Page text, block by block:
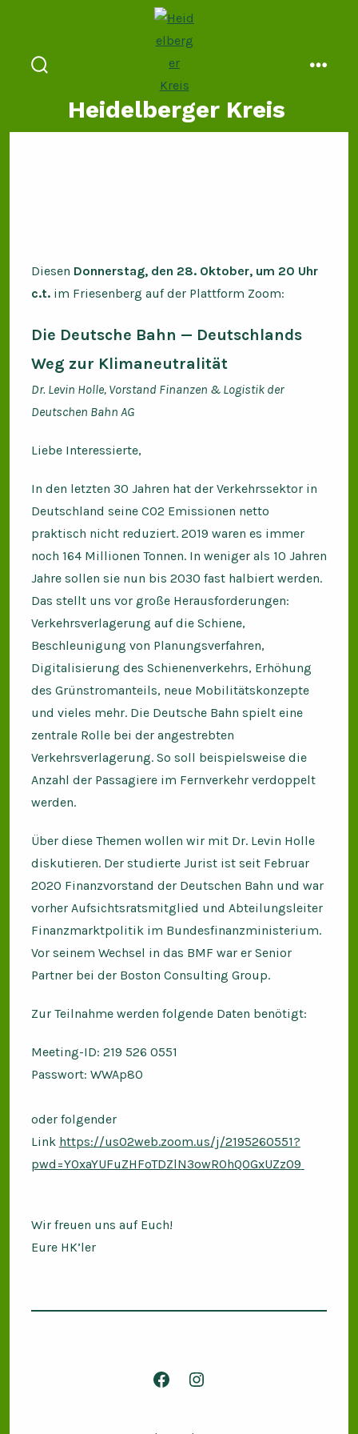
springen
Heidelberger Kreis
Diesen Donnerstag, den 28. Oktober, um 20 Uhr
c.t.im Friesenberg auf der Plattform Zoom:
Die Deutsche Bahn — Deutschlands
Weg zur Klimaneutralität
Dr. Levin Holle, Vorstand Finanzen & Logistik der
Deutschen Bahn AG
Liebe Interessierte,
In den letzten 30 Jahren hat der Verkehrssektor in
Deutschland seine CO2 Emissionen netto
praktisch nicht reduziert. 2019 waren es immer
noch 164 Millionen Tonnen. In weniger als 10 Jahren
Jahre sollen sie nun bis 2030 fast halbiert werden.
Das stellt uns vor große Herausforderungen:
Verkehrsverlagerung auf die Schiene,
Beschleunigung von Planungsverfahren,
Digitalisierung des Schienenverkehrs, Erhöhung
des Grünstromanteils, neue Mobilitätskonzepte
und vieles mehr. Die Deutsche Bahn spielt eine
zentrale Rolle bei der angestrebten
Verkehrsverlagerung. So soll beispielsweise die
Anzahl der Passagiere im Fernverkehr verdoppelt
werden.
Über diese Themen wollen wir mit Dr. Levin Holle
diskutieren. Der studierte Jurist ist seit Februar
2020 Finanzvorstand der Deutschen Bahn und war
vorher Aufsichtsratsmitglied und Abteilungsleiter
Finanzmarktpolitik im Bundesfinanzministerium.
Vor seinem Wechsel in das BMF war er Senior
Partner bei der Boston Consulting Group.
Zur Teilnahme werden folgende Daten benötigt:
Meeting-ID: 219 526 0551
Passwort: WWAp80
oder folgender
Link https://us02web.zoom.us/j/2195260551?
pwd=Y0xaYUFuZHFoTDZlN3owR0hQOGxUZz09
Wir freuen uns auf Euch!
Eure HK’ler
FacebookInstagram